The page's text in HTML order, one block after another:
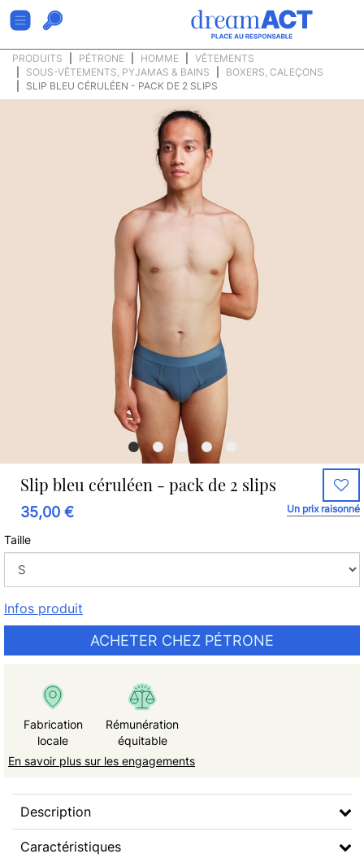
PRODUITS PÉTRONE HOMME
VÊTEMENTS
SOUS-VÊTEMENTS, PYJAMAS & BAINS
BOXERS, CALEÇONS
SLIP BLEU CÉRULÉEN - PACK DE 2 SLIPS
Slip bleu céruléen - pack de 2 slips
35,00 € Un prix raisonné
Taille
Infos produit
ACHETER CHEZ PÉTRONE
Fabrication
locale
Rémunération
équitable
En savoir plus sur les engagements
Description
Caractéristiques